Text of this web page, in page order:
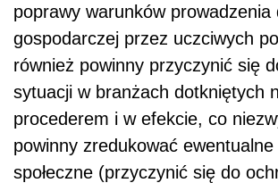
poprawy warunków prowadzenia
gospodarczej przez uczciwych
również powinny przyczynić się
sytuacji w branżach dotkniętych
procederem i w efekcie, co
powinny zredukować ewentualne
społeczne (przyczynić się do